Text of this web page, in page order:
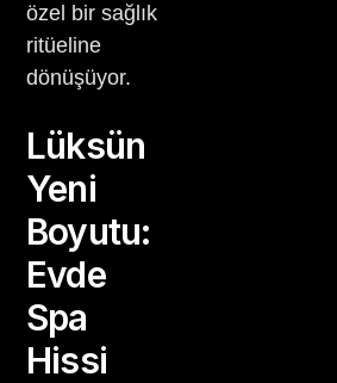
özel bir sağlık
ritüeline
dönüşüyor.
Lüksün
Yeni
Boyutu:
Evde
Spa
Hissi